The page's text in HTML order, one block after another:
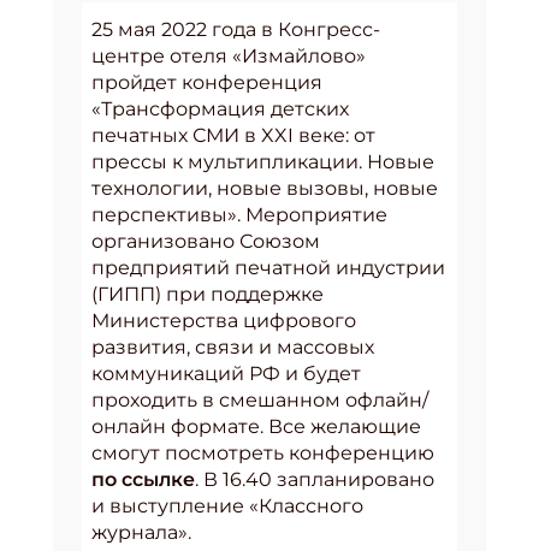
25 мая 2022 года в Конгресс-
центре отеля «Измайлово»
пройдет конференция
«Трансформация детских
печатных СМИ в XXI веке: от
прессы к мультипликации. Новые
технологии, новые вызовы, новые
перспективы». Мероприятие
организовано Союзом
предприятий печатной индустрии
(ГИПП) при поддержке
Министерства цифрового
развития, связи и массовых
коммуникаций РФ и будет
проходить в смешанном офлайн/
онлайн формате. Все желающие
смогут посмотреть конференцию
по ссылке. В 16.40 запланировано
и выступление «Классного
журнала».